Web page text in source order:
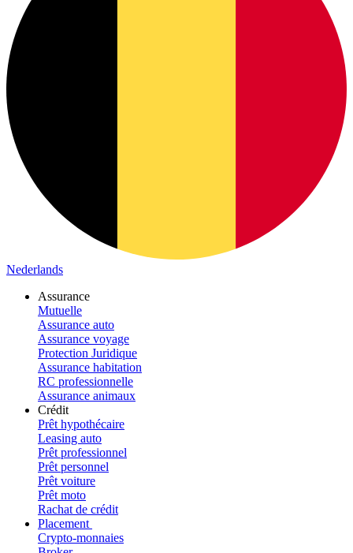
Nederlands
Assurance
Mutuelle
Assurance auto
Assurance voyage
Protection Juridique
Assurance habitation
RC professionnelle
Assurance animaux
Crédit
Prêt hypothécaire
Leasing auto
Prêt professionnel
Prêt personnel
Prêt voiture
Prêt moto
Rachat de crédit
Placement
Crypto-monnaies